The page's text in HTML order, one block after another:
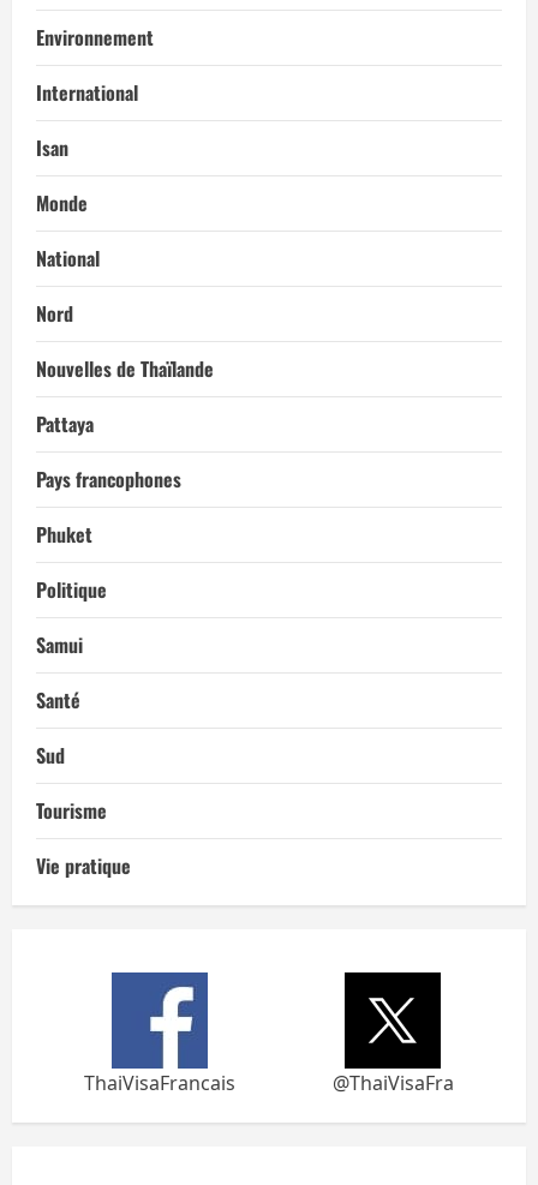
Environnement
International
Isan
Monde
National
Nord
Nouvelles de Thaïlande
Pattaya
Pays francophones
Phuket
Politique
Samui
Santé
Sud
Tourisme
Vie pratique
ThaiVisaFrancais @ThaiVisaFra